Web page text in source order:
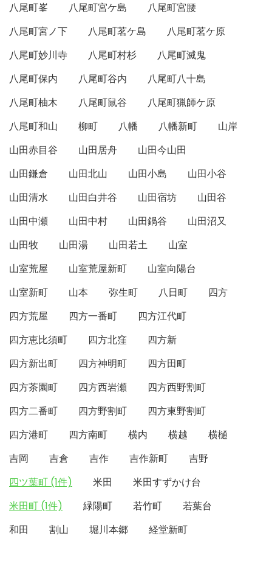
八尾町峯
八尾町宮ケ島
八尾町宮腰
八尾町宮ノ下
八尾町茗ケ島
八尾町茗ケ原
八尾町妙川寺
八尾町村杉
八尾町滅鬼
八尾町保内
八尾町谷内
八尾町八十島
八尾町柚木
八尾町鼠谷
八尾町猟師ケ原
八尾町和山
柳町 八幡 八幡新町
山岸
山田赤目谷
山田居舟
山田今山田
山田鎌倉
山田北山 山田小島
山田小谷
山田清水
山田白井谷 山田宿坊
山田谷
山田中瀬
山田中村 山田鍋谷
山田沼又
山田牧
山田湯 山田若土
山室
山室荒屋
山室荒屋新町
山室向陽台
山室新町
山本 弥生町 八日町
四方
四方荒屋
四方一番町
四方江代町
四方恵比須町
四方北窪
四方新
四方新出町
四方神明町
四方田町
四方茶園町
四方西岩瀬
四方西野割町
四方二番町
四方野割町
四方東野割町
四方港町
四方南町 横内 横越
横樋
吉岡
吉倉 吉作 吉作新町
吉野
四ツ葉町 (1件)
米田
米田すずかけ台
米田町 (1件)
緑陽町 若竹町
若葉台
和田
割山 堀川本郷 経堂新町